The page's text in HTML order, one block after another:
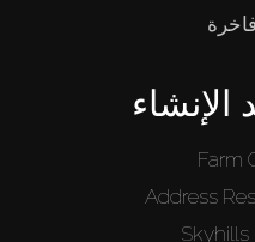
الإنشاء
Farm
Address
Skyhills